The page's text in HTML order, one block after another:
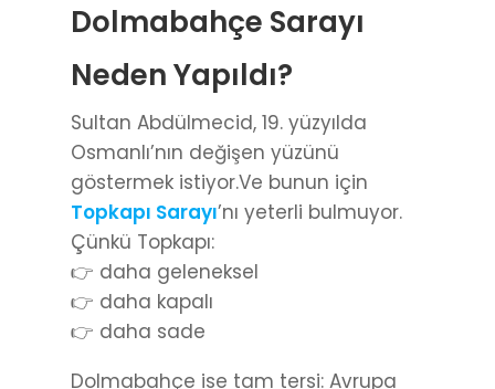
Dolmabahçe Sarayı
Neden Yapıldı?
Sultan Abdülmecid, 19. yüzyılda
Osmanlı’nın değişen yüzünü
göstermek istiyor.Ve bunun için
Topkapı Sarayı’nı yeterli bulmuyor.
Çünkü Topkapı:
👉 daha geleneksel
👉 daha kapalı
👉 daha sade
Dolmabahçe ise tam tersi: Avrupa